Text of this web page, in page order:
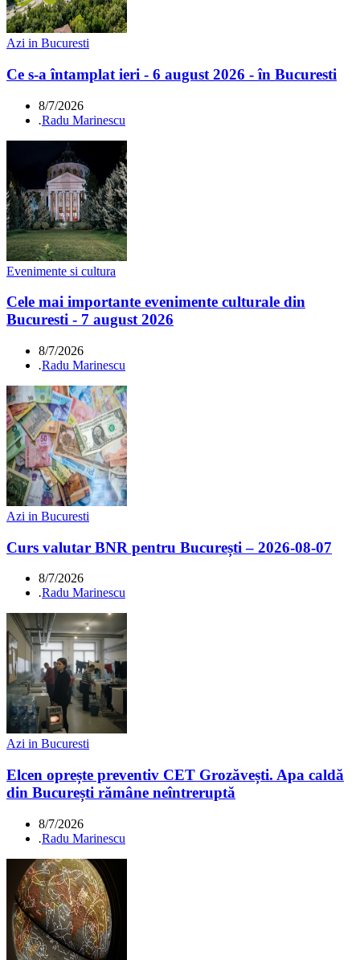
Azi in Bucuresti
Ce s-a întamplat ieri - 6 august 2026 - în Bucuresti
8/7/2026
.Radu Marinescu
Evenimente si cultura
Cele mai importante evenimente culturale din
Bucuresti - 7 august 2026
8/7/2026
.Radu Marinescu
Azi in Bucuresti
Curs valutar BNR pentru București – 2026-08-07
8/7/2026
.Radu Marinescu
Azi in Bucuresti
Elcen oprește preventiv CET Grozăvești. Apa caldă
din București rămâne neîntreruptă
8/7/2026
.Radu Marinescu